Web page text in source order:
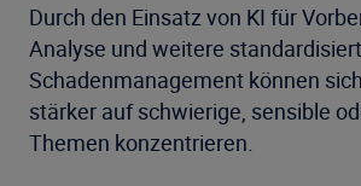
Durch den Einsatz von KI für
Analyse und weitere
Schadenmanagement können
stärker auf schwierige, sensible
Themen konzentrieren.